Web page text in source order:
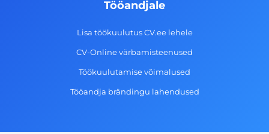
Tööandjale
Lisa töökuulutus CV.ee lehele
CV-Online värbamisteenused
Töökuulutamise võimalused
Tööandja brändingu lahendused